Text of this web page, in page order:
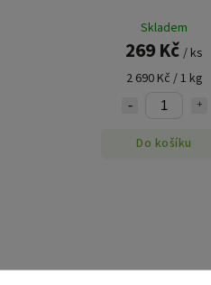
Skladem
269 Kč / ks
2 690 Kč / 1 kg
Do košíku